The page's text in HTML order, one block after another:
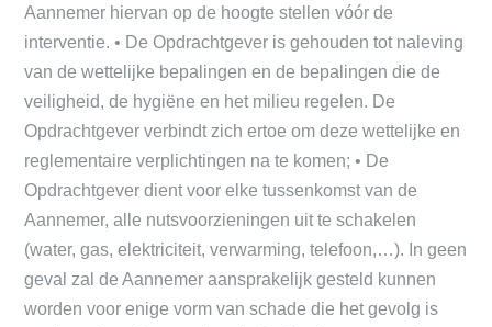
Aannemer hiervan op de hoogte stellen vóór de
interventie. • De Opdrachtgever is gehouden tot naleving
van de wettelijke bepalingen en de bepalingen die de
veiligheid, de hygiëne en het milieu regelen. De
Opdrachtgever verbindt zich ertoe om deze wettelijke en
reglementaire verplichtingen na te komen; • De
Opdrachtgever dient voor elke tussenkomst van de
Aannemer, alle nutsvoorzieningen uit te schakelen
(water, gas, elektriciteit, verwarming, telefoon,…). In geen
geval zal de Aannemer aansprakelijk gesteld kunnen
worden voor enige vorm van schade die het gevolg is